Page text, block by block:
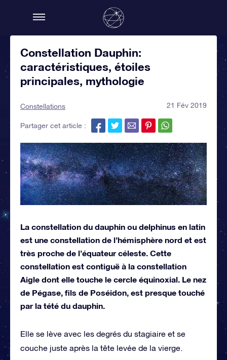
Constellation Dauphin:
caractéristiques, étoiles
principales, mythologie
Constellations 21 Fév 2019
Partager cet article :
La constellation du dauphin ou delphinus en latin
est une constellation de l’hémisphère nord et est
très proche de l’équateur céleste. Cette
constellation est contiguë à la constellation
Aigle dont elle touche le cercle équinoxial. Le nez
de Pégase, fils de Poséidon, est presque touché
par la tété du dauphin.
Elle se lève avec les degrés du stagiaire et se
couche juste après la tête levée de la vierge.